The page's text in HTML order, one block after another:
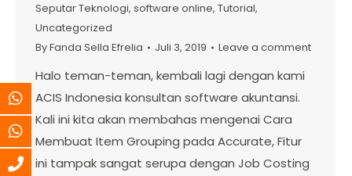
Seputar Teknologi, software online, Tutorial,
Uncategorized
ByFanda Sella Efrelia Juli 3, 2019 Leave a comment
Halo teman-teman, kembali lagi dengan kami
ACIS Indonesia konsultan software akuntansi.
Kali ini kita akan membahas mengenai Cara
Membuat Item Grouping pada Accurate, Fitur
ini tampak sangat serupa dengan Job Costing